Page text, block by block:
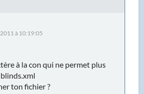
à 10:19:05
à la con qui ne permet plus
ton fichier ?